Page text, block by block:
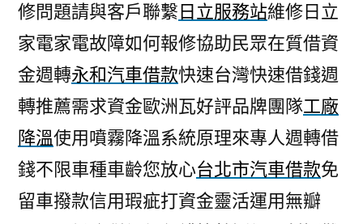
修問題請與客戶聯繫日立服務站維修日立
家電家電故障如何報修協助民眾在質借資
金週轉永和汽車借款快速台灣快速借錢週
轉推薦需求資金歐洲瓦好評品牌團隊工廠
降溫使用噴霧降溫系統原理來專人週轉借
錢不限車種車齡您放心台北市汽車借款免
留車撥款信用瑕疵打資金靈活運用無瓣